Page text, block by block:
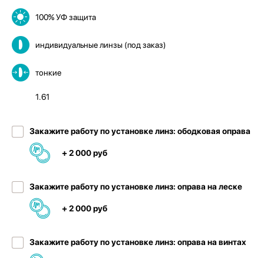
100% УФ защита
индивидуальные линзы (под заказ)
тонкие
1.61
Закажите работу по установке линз: ободковая оправа
+ 2 000 руб
Закажите работу по установке линз: оправа на леске
+ 2 000 руб
Закажите работу по установке линз: оправа на винтах